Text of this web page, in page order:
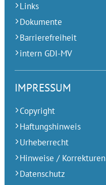
Links
Dokumente
Barrierefreiheit
intern GDI-MV
IMPRESSUM
Copyright
Haftungshinweis
Urheberrecht
Hinweise / Korrekturen
Datenschutz